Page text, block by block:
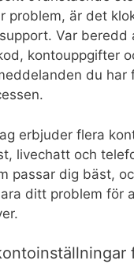
problem, är det
Var beredd
kontouppgifter
du har
erbjuder flera
livechatt och
passar dig bäst,
ditt problem för